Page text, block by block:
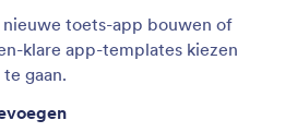
toets-app bouwen of
klare app-templates kiezen
gaan.